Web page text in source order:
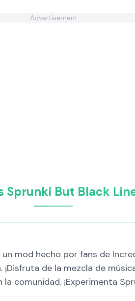
Advertisement
Sprunki But Black
mod hecho por fans de
de la mezcla de
comunidad. ¡Experimenta